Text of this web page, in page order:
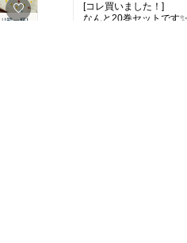
[コレ買いました！]
なんと20巻セットです✨